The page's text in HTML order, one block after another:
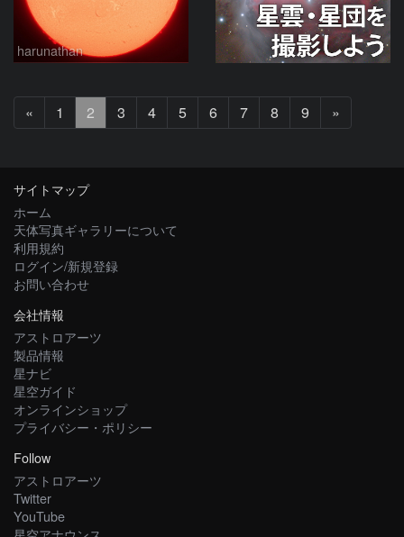
harunathan
«
へ
1 2 3 4 5 6 7 8 9 »
へ
サイトマップ
ホーム
天体写真ギャラリーについて
利用規約
ログイン/新規登録
お問い合わせ
会社情報
アストロアーツ
製品情報
星ナビ
星空ガイド
オンラインショップ
プライバシー・ポリシー
Follow
アストロアーツ
Twitter
YouTube